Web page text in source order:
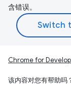
含错误。
Chrome for
该内容对您有帮助吗